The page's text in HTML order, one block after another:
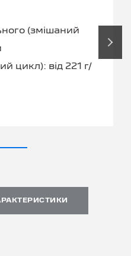
(змішаний
цикл): від 221 г/
›